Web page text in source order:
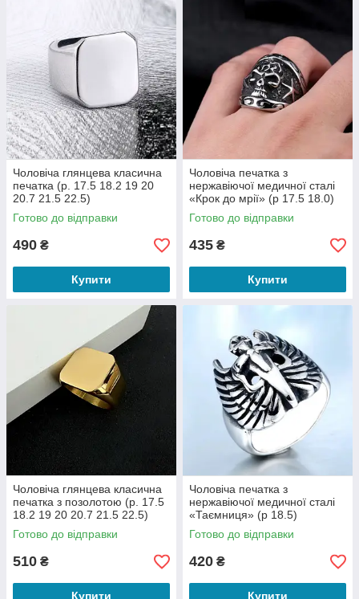
Чоловіча глянцева класична
печатка (р. 17.5 18.2 19 20
20.7 21.5 22.5)
Готово до відправки
490 ₴
Купити
Чоловіча печатка з
нержавіючої медичної сталі
«Крок до мрії» (р 17.5 18.0)
Готово до відправки
435 ₴
Купити
Чоловіча глянцева класична
печатка з позолотою (р. 17.5
18.2 19 20 20.7 21.5 22.5)
Готово до відправки
510 ₴
Купити
Чоловіча печатка з
нержавіючої медичної сталі
«Таємниця» (р 18.5)
Готово до відправки
420 ₴
Купити